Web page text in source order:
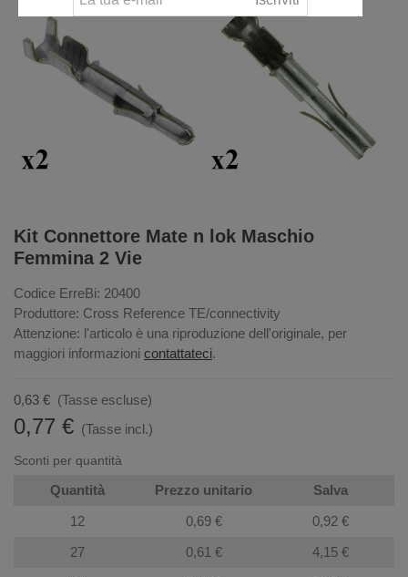
Kit Connettore Mate n lok Maschio
Femmina 2 Vie
Codice ErreBi: 20400
Produttore: Cross Reference TE/connectivity
Attenzione: l'articolo è una riproduzione dell'originale, per
maggiori informazioni contattateci.
0,63 € (Tasse escluse)
0,77 € (Tasse incl.)
Sconti per quantità
Quantità Prezzo unitario
Salva
12
0,69 €
0,92 €
27
0,61 €
4,15 €